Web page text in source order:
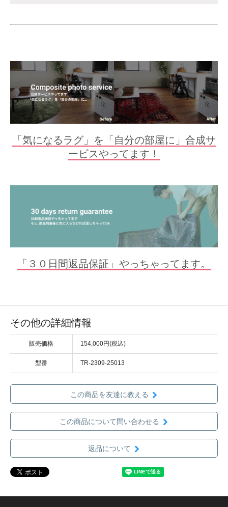
「気になるラグ」を「自分の部屋に」合成サ
ービスやってます！
「３０日間返品保証」やっちゃってます。
その他の詳細情報
販売価格 154,000円(税込)
型番 TR-2309-25013
この商品を友達に教える
この商品について問い合わせる
返品について